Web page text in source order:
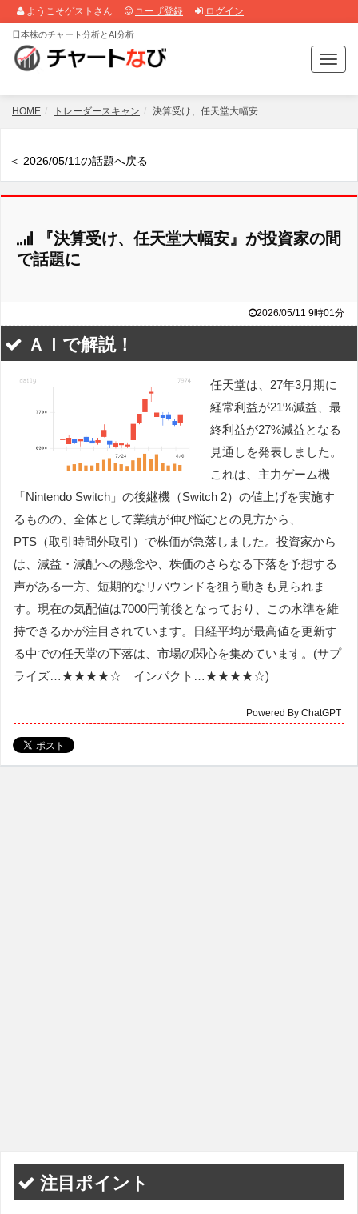
ようこそゲストさん ユーザ登録 ログイン
T
o
g
a
日本株のチャート分析とAI分析
HOME トレーダースキャン 決算受け、任天堂大幅安
＜ 2026/05/11の話題へ戻る
『決算受け、任天堂大幅安』が投資家の間
で話題に
2026/05/11 9時01分
ＡＩで解説！
任天堂は、27年3月期に
経常利益が21%減益、最
終利益が27%減益となる
見通しを発表しました。
これは、主力ゲーム機
「Nintendo Switch」の後継機（Switch 2）の値上げを実施す
るものの、全体として業績が伸び悩むとの見方から、
PTS（取引時間外取引）で株価が急落しました。投資家から
は、減益・減配への懸念や、株価のさらなる下落を予想する
声がある一方、短期的なリバウンドを狙う動きも見られま
す。現在の気配値は7000円前後となっており、この水準を維
持できるかが注目されています。日経平均が最高値を更新す
る中での任天堂の下落は、市場の関心を集めています。(サプ
ライズ…★★★★☆ インパクト…★★★★☆)
Powered By ChatGPT
注目ポイント